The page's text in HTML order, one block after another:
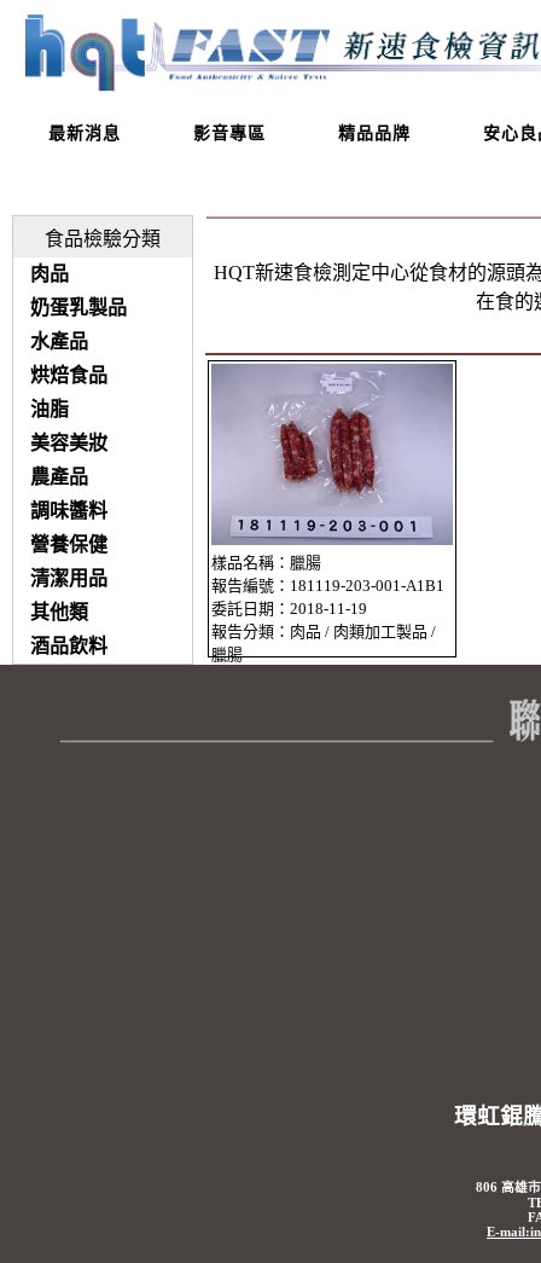
最新消息 影音專區 精品品牌 安心良
食品檢驗分類
肉品
奶蛋乳製品
水產品
烘焙食品
油脂
美容美妝
農產品
調味醬料
營養保健
清潔用品
其他類
酒品飲料
HQT新速食檢測定中心從食材的源頭
在食的
樣品名稱：臘腸
報告編號：181119-203-001-A1B1
委託日期：2018-11-19
報告分類：肉品 / 肉類加工製品 /
臘腸
環虹錕
806 高雄
E-